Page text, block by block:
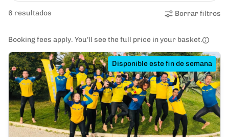
6 resultados Borrar filtros
Booking fees apply. You’ll see the full price in your basket.
Disponible este fin de semana